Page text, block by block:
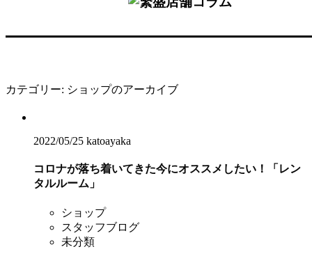
カテゴリー: ショップのアーカイブ
2022/05/25 katoayaka
コロナが落ち着いてきた今にオススメしたい！「レン
タルルーム」
ショップ
スタッフブログ
未分類